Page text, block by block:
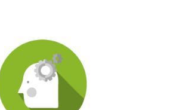
Agentes de IA
de inteligencia artificial capaces de
optimizar decisiones y transformar